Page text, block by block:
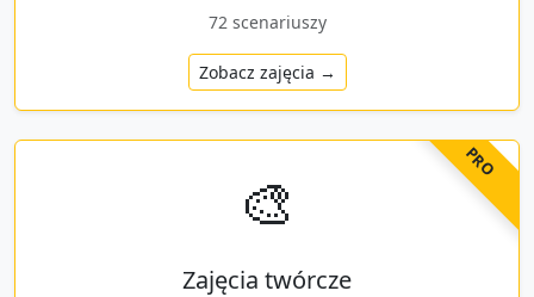
72 scenariuszy
Zobacz zajęcia →
PRO
🎨
Zajęcia twórcze